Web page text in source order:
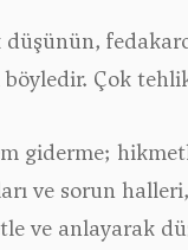
düşünün,
Çok
giderme;
ve sorun
ve anlayarak